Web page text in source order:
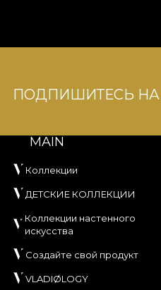
ПОДПИШИТЕСЬ
MAIN
Коллекции
ДЕТСКИЕ КОЛЛЕКЦИИ
Коллекции настенного
искусства
Создайте свой продукт
VLADIØLOGY